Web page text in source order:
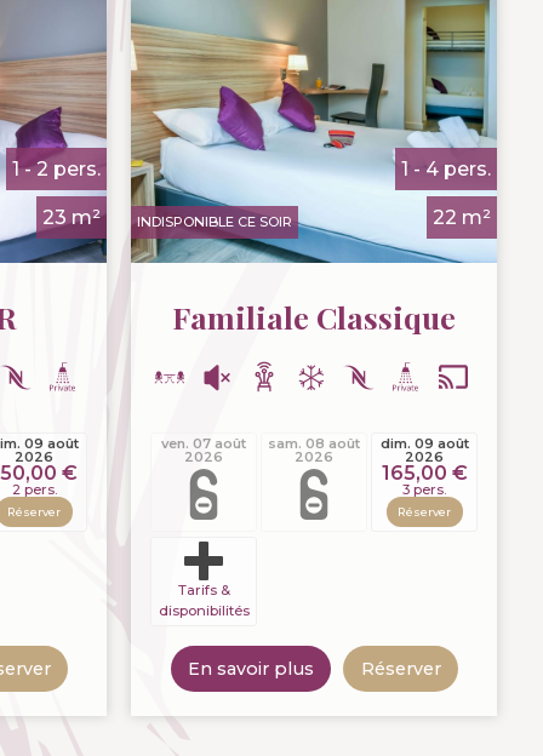
1 - 2 pers.
23 m²
09 août
2026
€
2 pers.
Réserver
1 - 4 pers.
22 m²
INDISPONIBLE CE SOIR
Familiale Classique
ven. 07 août
2026
sam. 08 août
2026
dim. 09 août
2026
165,00 €
3 pers.
Réserver
Tarifs &
disponibilités
En savoir plus Réserver